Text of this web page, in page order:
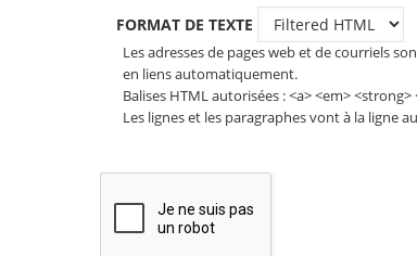
FORMAT DE TEXTE
Les adresses de pages web et de courriels
en liens automatiquement.
Balises HTML autorisées : <a> <em>
Les lignes et les paragraphes vont à la ligne